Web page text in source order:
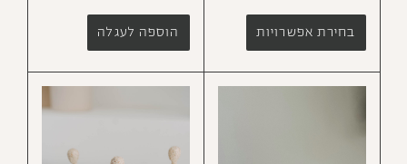
בחירת אפשרויות הוספה לעגלה